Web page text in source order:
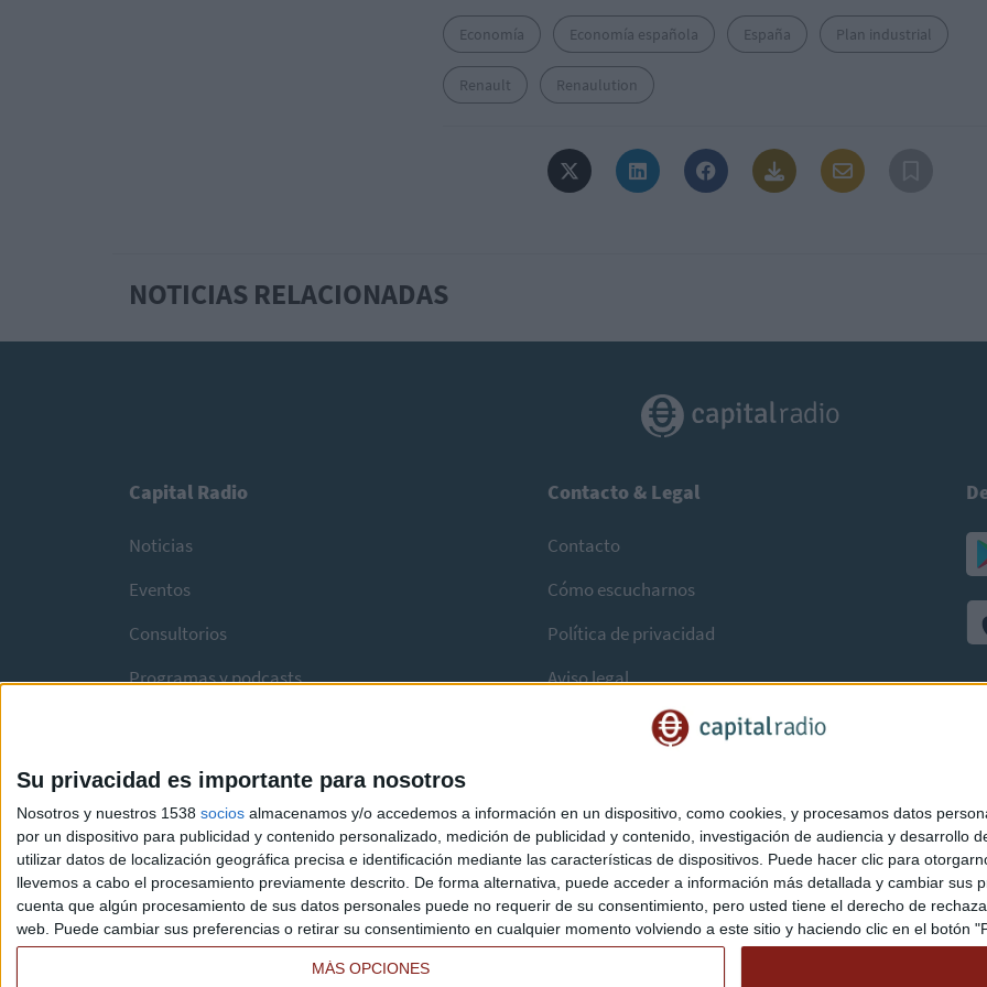
Su privacidad es importante para nosotros
Nosotros y nuestros 1538 socios almacenamos y/o accedemos a información en un dispositivo, como cookies, y procesamos datos
por un dispositivo para publicidad y contenido personalizado, medición de publicidad y contenido, investigación de audiencia y desarrollo
utilizar datos de localización geográfica precisa e identificación mediante las características de dispositivos. Puede hacer clic para
llevemos a cabo el procesamiento previamente descrito. De forma alternativa, puede acceder a información más detallada y cambiar sus
cuenta que algún procesamiento de sus datos personales puede no requerir de su consentimiento, pero usted tiene el derecho de
web. Puede cambiar sus preferencias o retirar su consentimiento en cualquier momento volviendo a este sitio y haciendo clic en el botón
MÁS OPCIONES
Economía Economía española España Plan industrial
Renault Renaulution
NOTICIAS RELACIONADAS
Capital Radio
Noticias
Eventos
Consultorios
Programas y podcasts
Contacto & Legal
Contacto
Cómo escucharnos
Política de privacidad
Aviso legal